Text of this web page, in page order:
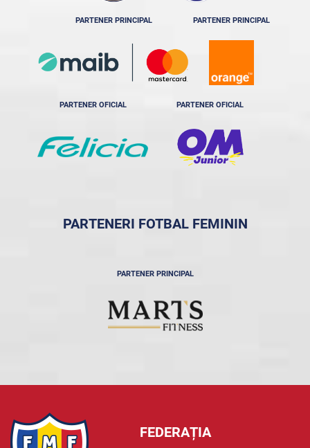
PARTENER PRINCIPAL PARTENER PRINCIPAL
PARTENER OFICIAL PARTENER OFICIAL
PARTENERI FOTBAL FEMININ
PARTENER PRINCIPAL
FEDERAȚIA